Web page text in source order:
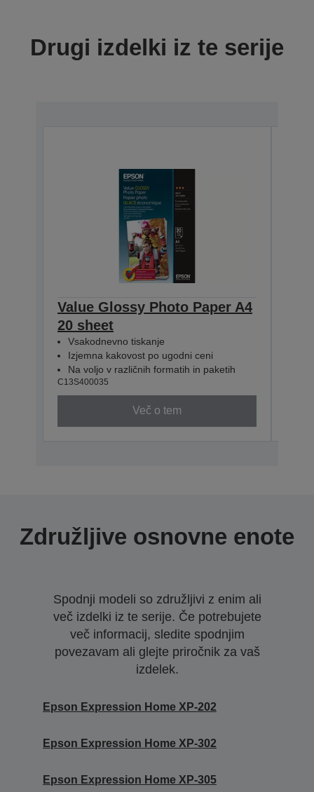
Drugi izdelki iz te serije
Value Glossy Photo Paper A4
20 sheet
Vsakodnevno tiskanje
Izjemna kakovost po ugodni ceni
Na voljo v različnih formatih in paketih
C13S400035
Več o tem
Združljive osnovne enote
Spodnji modeli so združljivi z enim ali
več izdelki iz te serije. Če potrebujete
več informacij, sledite spodnjim
povezavam ali glejte priročnik za vaš
izdelek.
Epson Expression Home XP-202
Epson Expression Home XP-302
Epson Expression Home XP-305